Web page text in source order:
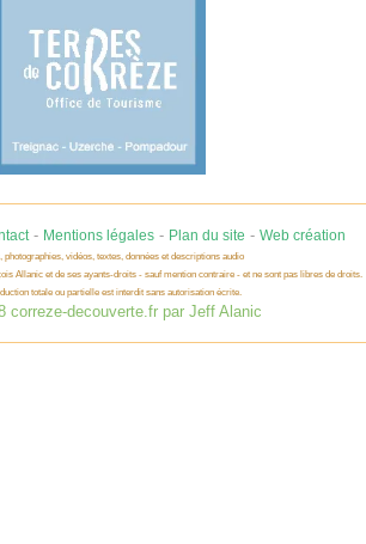
- Mentions légales- Plan du site - Web création
photographies, vidéos, textes, données et descriptions audio
Allanic et de ses ayants-droits - sauf mention contraire - et ne sont pas libres de droits.
totale ou partielle est interdit sans autorisation écrite.
correze-decouverte.fr par Jeff Alanic